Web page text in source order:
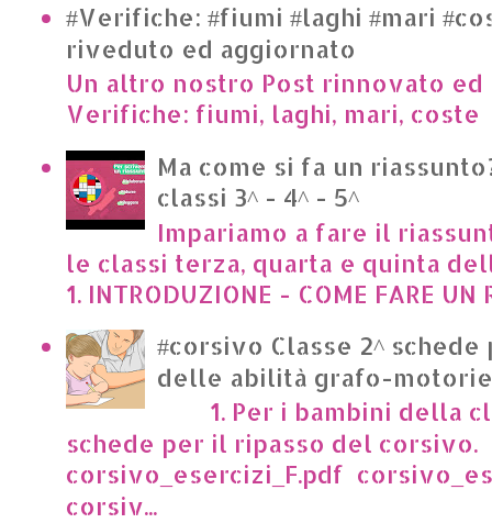
#Verifiche: #fiumi #laghi #mari
riveduto ed aggiornato
Un altro nostro Post rinnovato
Verifiche: fiumi, laghi, mari, coste
Ma come si fa un
classi 3^ - 4^ - 5^
Impariamo a fare il
le classi terza, quarta e quinta
1. INTRODUZIONE - COME FARE UN
#corsivo Classe 2^
delle abilità grafo-motorie
1. Per i bambini della
schede per il ripasso del corsivo.
corsivo_esercizi_F.pdf
corsiv...